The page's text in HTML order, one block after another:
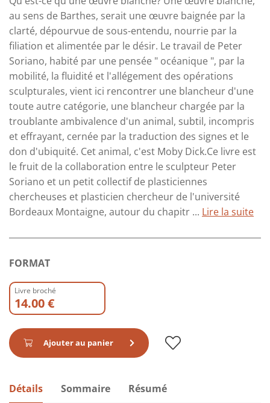
au sens de Barthes, serait une œuvre baignée par la
clarté, dépourvue de sous-entendu, nourrie par la
filiation et alimentée par le désir. Le travail de Peter
Soriano, habité par une pensée " océanique ", par la
mobilité, la fluidité et l'allégement des opérations
sculpturales, vient ici rencontrer une blancheur d'une
toute autre catégorie, une blancheur chargée par la
troublante ambivalence d'un animal, subtil, incompris
et effrayant, cernée par la traduction des signes et le
don d'ubiquité. Cet animal, c'est Moby Dick.Ce livre est
le fruit de la collaboration entre le sculpteur Peter
Soriano et un petit collectif de plasticiennes
chercheuses et plasticien chercheur de l'université
Bordeaux Montaigne, autour du chapitr ... Lire la suite
FORMAT
Livre broché
14.00 €
Ajouter au panier
Détails Sommaire Résumé